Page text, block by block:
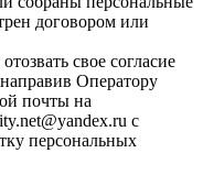
договором или
свое согласие
Оператору
почты на
с
персональных